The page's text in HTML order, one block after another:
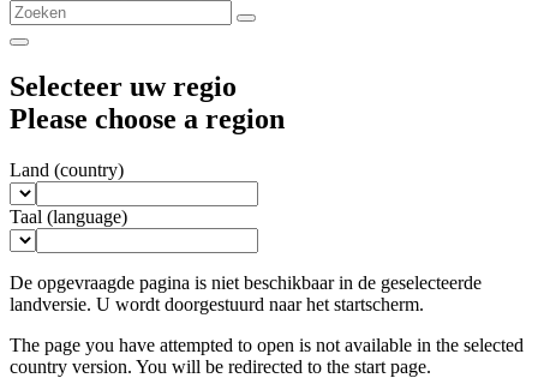
Selecteer uw regio
Please choose a region
Land (country)
Taal (language)
De opgevraagde pagina is niet beschikbaar in de geselecteerde
landversie. U wordt doorgestuurd naar het startscherm.
The page you have attempted to open is not available in the selected
country version. You will be redirected to the start page.